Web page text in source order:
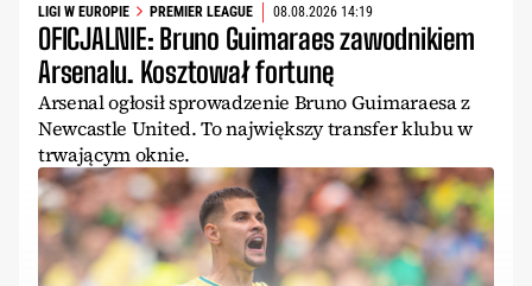
LIGI W EUROPIE PREMIER LEAGUE 08.08.2026 14:19
OFICJALNIE: Bruno Guimaraes zawodnikiem
Arsenalu. Kosztował fortunę
Arsenal ogłosił sprowadzenie Bruno Guimaraesa z
Newcastle United. To największy transfer klubu w
trwającym oknie.